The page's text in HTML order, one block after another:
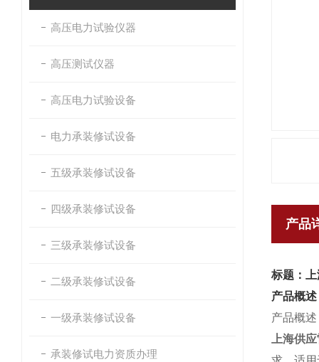
高压电力试验仪器
高压测试仪器
高压电力试验设备
电力承装修试设备
五级承装修试设备
四级承装修试设备
三级承装修试设备
二级承装修试设备
一级承装修试设备
承装修试电力资质办理
产品
标题：
产品概述
产品概述
上海供